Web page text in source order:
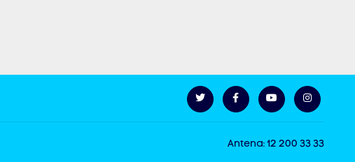
Antena: 12 200 33 33